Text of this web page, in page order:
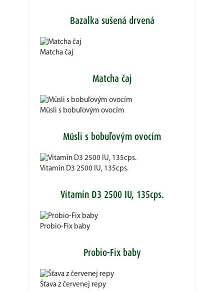
Bazalka sušená drvená
Matcha čaj
Matcha čaj
Müsli s bobuľovým ovocím
Müsli s bobuľovým ovocím
Vitamín D3 2500 IU, 135cps.
Vitamín D3 2500 IU, 135cps.
Probio-Fix baby
Probio-Fix baby
Šťava z červenej repy